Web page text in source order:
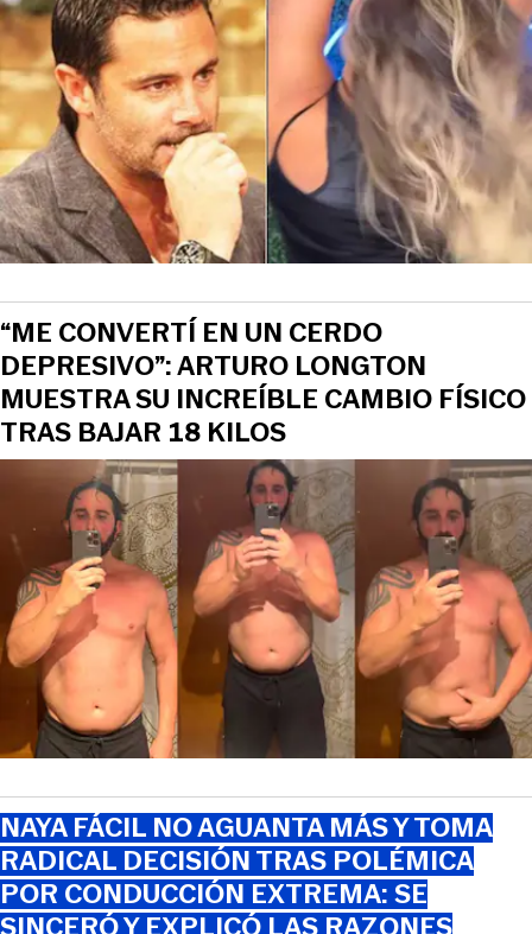
View this post on Instagram
“ME CONVERTÍ EN UN CERDO
DEPRESIVO”: ARTURO LONGTON
MUESTRA SU INCREÍBLE CAMBIO FÍSICO
TRAS BAJAR 18 KILOS
NAYA FÁCIL NO AGUANTA MÁS Y TOMA
RADICAL DECISIÓN TRAS POLÉMICA
POR CONDUCCIÓN EXTREMA: SE